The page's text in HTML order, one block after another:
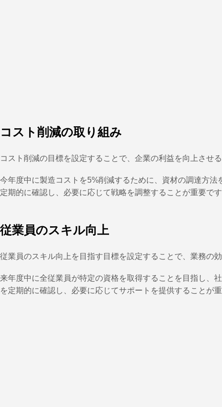
コスト削減の取り組み
コスト削減の目標を設定することで、企業の利益を向上させ
今年度中に製造コストを5%削減するために、資材の調達方
定期的に確認し、必要に応じて戦略を調整することが重要で
従業員のスキル向上
従業員のスキル向上を目指す目標を設定することで、業務の
来年度中に全従業員が特定の資格を取得することを目指し、
を定期的に確認し、必要に応じてサポートを提供することが